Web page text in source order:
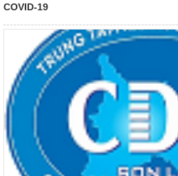
COVID-19